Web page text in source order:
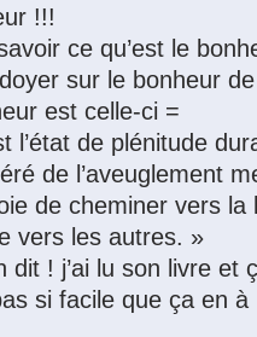
!!!
ce qu’est le
sur le bonheur
est celle-ci =
l’état de plénitude
de l’aveuglement
de cheminer vers
vers les autres. »
dit ! j’ai lu son livre et
si facile que ça en à